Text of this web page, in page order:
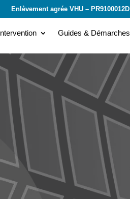
Enlèvement agrée VHU – PR9100012D
Guides & Démarches